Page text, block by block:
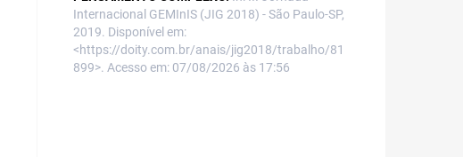
Internacional GEMInIS (JIG 2018) - São Paulo-SP,
2019. Disponível em:
<https://doity.com.br/anais/jig2018/trabalho/81
899>. Acesso em: 07/08/2026 às 17:56